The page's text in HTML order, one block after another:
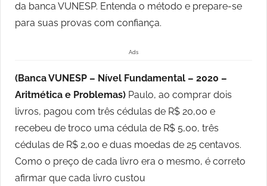
da banca VUNESP. Entenda o método e prepare-se
para suas provas com confiança.
Ads
(Banca VUNESP – Nível Fundamental – 2020 –
Aritmética e Problemas) Paulo, ao comprar dois
livros, pagou com três cédulas de R$ 20,00 e
recebeu de troco uma cédula de R$ 5,00, três
cédulas de R$ 2,00 e duas moedas de 25 centavos.
Como o preço de cada livro era o mesmo, é correto
afirmar que cada livro custou